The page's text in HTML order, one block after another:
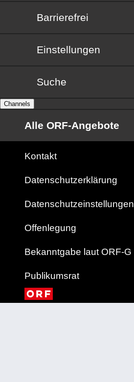
Barrierefrei
Barrierefrei
Einstellungen
Suche
Channels
Alle ORF-Angebote
Kontakt
Datenschutzerklärung
Datenschutzeinstellungen
Offenlegung
Bekanntgabe laut ORF-G
Publikumsrat